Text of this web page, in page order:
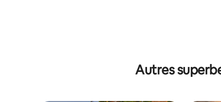
Autres